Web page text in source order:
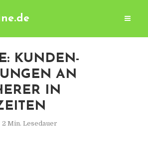
KUNDEN-
AN
IN
2 Min. Lesedauer